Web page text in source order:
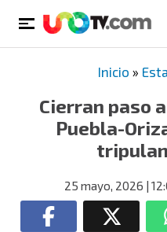
Inicio »
Cierran paso
Puebla-
25 mayo, 2026 |